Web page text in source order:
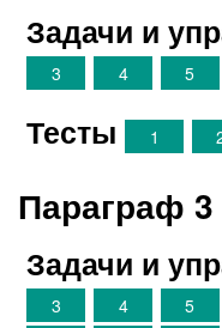
Задачи и
3
4 5
Тесты 1
Параграф 3
Задачи и
3
4 5